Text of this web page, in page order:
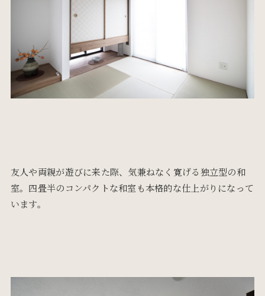
友人や両親が遊びに来た際、気兼ねなく寛げる独立型の和
室。四畳半のコンパクトな和室も本格的な仕上がりになって
います。